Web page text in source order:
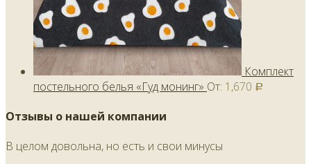
Комплект
постельного белья «Гуд монинг» От: 1,670 Р
Отзывы о нашей компании
В целом довольна, но есть и свои минусы